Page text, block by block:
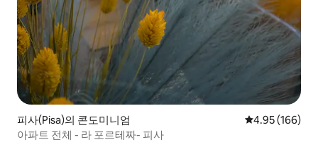
피사(Pisa)의 콘도미니엄 평점 4.95점(5
4.95 (166)
아파트 전체 - 라 포르테짜- 피사